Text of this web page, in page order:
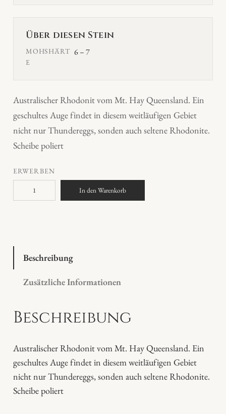
Über diesen Stein
MOHSHÄRT
E
6 – 7
Australischer Rhodonit vom Mt. Hay Queensland. Ein
geschultes Auge findet in diesem weitläufigen Gebiet
nicht nur Thundereggs, sonden auch seltene Rhodonite.
Scheibe poliert
ERWERBEN
h
i
e
In den Warenkorb
Beschreibung
Zusätzliche Informationen
Beschreibung
Australischer Rhodonit vom Mt. Hay Queensland. Ein
geschultes Auge findet in diesem weitläufigen Gebiet
nicht nur Thundereggs, sonden auch seltene Rhodonite.
Scheibe poliert